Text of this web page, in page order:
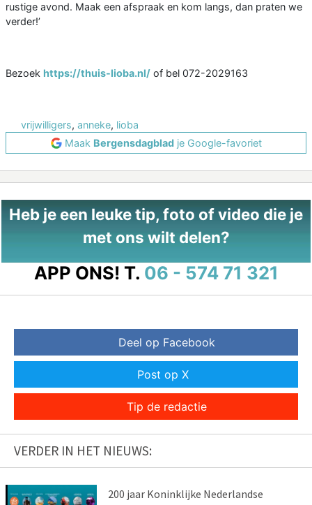
rustige avond. Maak een afspraak en kom langs, dan praten we
verder!’
Bezoek https://thuis-lioba.nl/ of bel 072-2029163
vrijwilligers, anneke, lioba
Maak Bergensdagbladje Google-favoriet
Heb je een leuke tip, foto of video die je
met ons wilt delen?
APP ONS! T. 06 - 574 71 321
Deel op Facebook
Post op X
Tip de redactie
VERDER IN HET NIEUWS:
200 jaar Koninklijke Nederlandse